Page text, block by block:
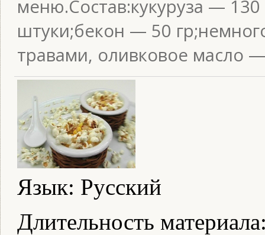
меню.Состав:кукуруза —
штуки;бекон — 50
травами, оливковое масло
Язык: Русский
Длительность материала